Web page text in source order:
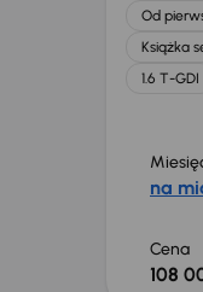
Od
Książka
1.6 T-GDI
na
Cena
108